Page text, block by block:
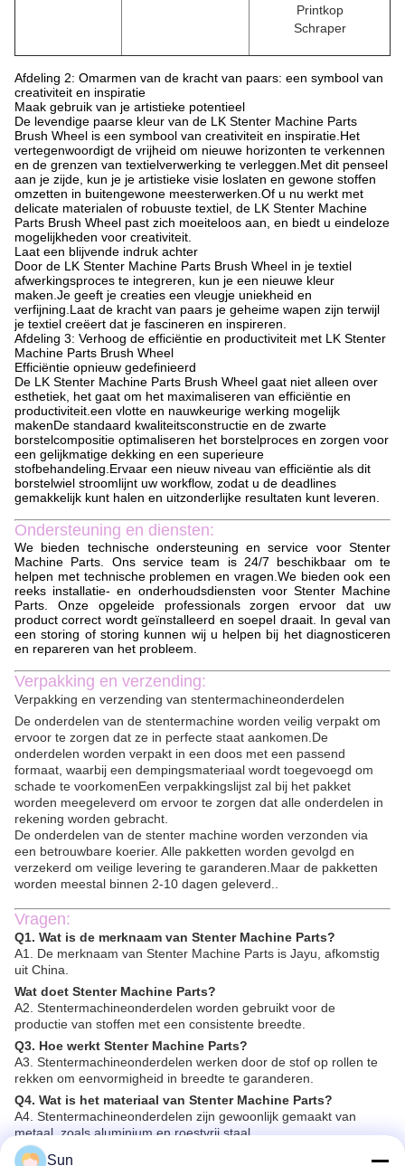
Printkop
Schraper
Afdeling 2: Omarmen van de kracht van paars: een symbool van
creativiteit en inspiratie
Maak gebruik van je artistieke potentieel
De levendige paarse kleur van de LK Stenter Machine Parts
Brush Wheel is een symbool van creativiteit en inspiratie.Het
vertegenwoordigt de vrijheid om nieuwe horizonten te verkennen
en de grenzen van textielverwerking te verleggen.Met dit penseel
aan je zijde, kun je je artistieke visie loslaten en gewone stoffen
omzetten in buitengewone meesterwerken.Of u nu werkt met
delicate materialen of robuuste textiel, de LK Stenter Machine
Parts Brush Wheel past zich moeiteloos aan, en biedt u eindeloze
mogelijkheden voor creativiteit.
Laat een blijvende indruk achter
Door de LK Stenter Machine Parts Brush Wheel in je textiel
afwerkingsproces te integreren, kun je een nieuwe kleur
maken.Je geeft je creaties een vleugje uniekheid en
verfijning.Laat de kracht van paars je geheime wapen zijn terwijl
je textiel creëert dat je fascineren en inspireren.
Afdeling 3: Verhoog de efficiëntie en productiviteit met LK Stenter
Machine Parts Brush Wheel
Efficiëntie opnieuw gedefinieerd
De LK Stenter Machine Parts Brush Wheel gaat niet alleen over
esthetiek, het gaat om het maximaliseren van efficiëntie en
productiviteit.een vlotte en nauwkeurige werking mogelijk
makenDe standaard kwaliteitsconstructie en de zwarte
borstelcompositie optimaliseren het borstelproces en zorgen voor
een gelijkmatige dekking en een superieure
stofbehandeling.Ervaar een nieuw niveau van efficiëntie als dit
borstelwiel stroomlijnt uw workflow, zodat u de deadlines
gemakkelijk kunt halen en uitzonderlijke resultaten kunt leveren.
Ondersteuning en diensten:
We bieden technische ondersteuning en service voor Stenter
Machine Parts. Ons service team is 24/7 beschikbaar om te
helpen met technische problemen en vragen.We bieden ook een
reeks installatie- en onderhoudsdiensten voor Stenter Machine
Parts. Onze opgeleide professionals zorgen ervoor dat uw
product correct wordt geïnstalleerd en soepel draait. In geval van
een storing of storing kunnen wij u helpen bij het diagnosticeren
en repareren van het probleem.
Verpakking en verzending:
Verpakking en verzending van stentermachineonderdelen
De onderdelen van de stentermachine worden veilig verpakt om
ervoor te zorgen dat ze in perfecte staat aankomen.De
onderdelen worden verpakt in een doos met een passend
formaat, waarbij een dempingsmateriaal wordt toegevoegd om
schade te voorkomenEen verpakkingslijst zal bij het pakket
worden meegeleverd om ervoor te zorgen dat alle onderdelen in
rekening worden gebracht.
De onderdelen van de stenter machine worden verzonden via
een betrouwbare koerier. Alle pakketten worden gevolgd en
verzekerd om veilige levering te garanderen.Maar de pakketten
worden meestal binnen 2-10 dagen geleverd..
Vragen:
Q1. Wat is de merknaam van Stenter Machine Parts?
A1. De merknaam van Stenter Machine Parts is Jayu, afkomstig
uit China.
Wat doet Stenter Machine Parts?
A2. Stentermachineonderdelen worden gebruikt voor de
productie van stoffen met een consistente breedte.
Q3. Hoe werkt Stenter Machine Parts?
A3. Stentermachineonderdelen werken door de stof op rollen te
rekken om eenvormigheid in breedte te garanderen.
Q4. Wat is het materiaal van Stenter Machine Parts?
A4. Stentermachineonderdelen zijn gewoonlijk gemaakt van
metaal, zoals aluminium en roestvrij staal.
Q5. Waar kan ik Stenter Machine Parts kopen?
Sun